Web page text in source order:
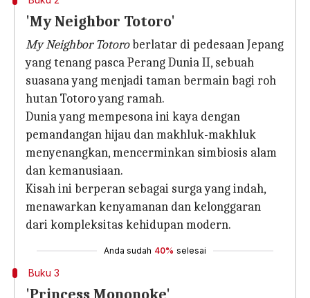
'My Neighbor Totoro'
My Neighbor Totoroberlatar di pedesaan Jepang
yang tenang pasca Perang Dunia II, sebuah
suasana yang menjadi taman bermain bagi roh
hutan Totoro yang ramah.
Dunia yang mempesona ini kaya dengan
pemandangan hijau dan makhluk-makhluk
menyenangkan, mencerminkan simbiosis alam
dan kemanusiaan.
Kisah ini berperan sebagai surga yang indah,
menawarkan kenyamanan dan kelonggaran
dari kompleksitas kehidupan modern.
Anda sudah 40% selesai
Buku 3